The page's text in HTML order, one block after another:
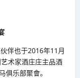
伴也于2016年11月
术家酒庄庄主品酒
俱乐部聚會。